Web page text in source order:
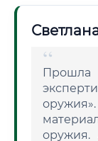
Прошла
оружия.